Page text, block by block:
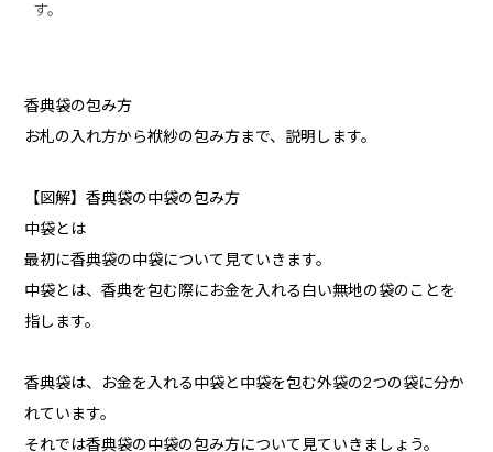
す。
香典袋の包み方
お札の入れ方から袱紗の包み方まで、説明します。
【図解】香典袋の中袋の包み方
中袋とは
最初に香典袋の中袋について見ていきます。
中袋とは、香典を包む際にお金を入れる白い無地の袋のことを
指します。
香典袋は、お金を入れる中袋と中袋を包む外袋の2つの袋に分か
れています。
それでは香典袋の中袋の包み方について見ていきましょう。